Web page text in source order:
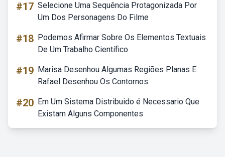
#17 Selecione Uma Sequência Protagonizada Por
Um Dos Personagens Do Filme
#18 Podemos Afirmar Sobre Os Elementos Textuais
De Um Trabalho Científico
#19 Marisa Desenhou Algumas Regiões Planas E
Rafael Desenhou Os Contornos
#20 Em Um Sistema Distribuido é Necessario Que
Existam Alguns Componentes